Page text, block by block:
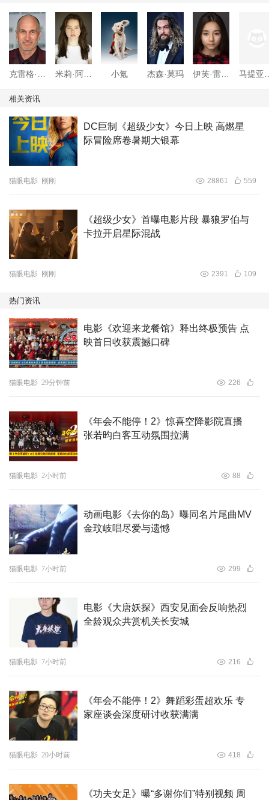
米莉·阿尔柯克 小氪 杰森·莫玛
相关资讯
DC巨制《超级少女》今日上映 高燃星
际冒险席卷暑期大银幕
猫眼电影 刚刚 28861 559
《超级少女》首曝电影片段 暴狼罗伯与
卡拉开启星际混战
猫眼电影 刚刚 2391 109
热门资讯
电影《欢迎来龙餐馆》释出终极预告 点
映首日收获震撼口碑
猫眼电影 29分钟前 226
《年会不能停！2》惊喜空降影院直播
张若昀白客互动氛围拉满
猫眼电影 2小时前 88
动画电影《去你的岛》曝同名片尾曲MV
金玟岐唱尽爱与遗憾
猫眼电影 7小时前 299
电影《大唐妖探》西安见面会反响热烈
全龄观众共赏机关长安城
猫眼电影 7小时前 216
《年会不能停！2》舞蹈彩蛋超欢乐 专
家座谈会深度研讨收获满满
猫眼电影 20小时前 418
《功夫女足》曝“多谢你们”特别视频 周